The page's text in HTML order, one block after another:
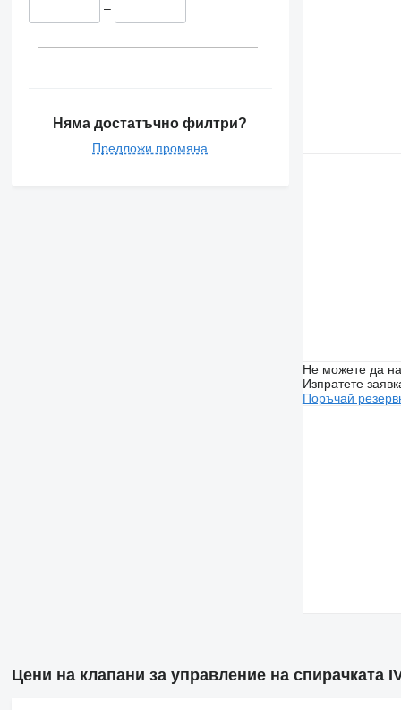
–
Няма достатъчно филтри?
Предложи промяна
Не можете да
Изпратете
Поръчай
Цени на клапани за управление на спирачката